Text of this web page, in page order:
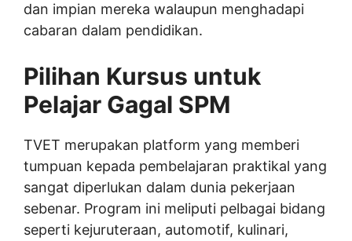
dan impian mereka walaupun menghadapi
cabaran dalam pendidikan.
Pilihan Kursus untuk
Pelajar Gagal SPM
TVET merupakan platform yang memberi
tumpuan kepada pembelajaran praktikal yang
sangat diperlukan dalam dunia pekerjaan
sebenar. Program ini meliputi pelbagai bidang
seperti kejuruteraan, automotif, kulinari,